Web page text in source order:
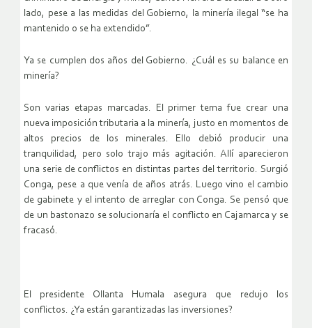
lado, pese a las medidas del Gobierno, la minería ilegal “se ha
mantenido o se ha extendido”.
Ya se cumplen dos años del Gobierno. ¿Cuál es su balance en
minería?
Son varias etapas marcadas. El primer tema fue crear una
nueva imposición tributaria a la minería, justo en momentos de
altos precios de los minerales. Ello debió producir una
tranquilidad, pero solo trajo más agitación. Allí aparecieron
una serie de conflictos en distintas partes del territorio. Surgió
Conga, pese a que venía de años atrás. Luego vino el cambio
de gabinete y el intento de arreglar con Conga. Se pensó que
de un bastonazo se solucionaría el conflicto en Cajamarca y se
fracasó.
El presidente Ollanta Humala asegura que redujo los
conflictos. ¿Ya están garantizadas las inversiones?